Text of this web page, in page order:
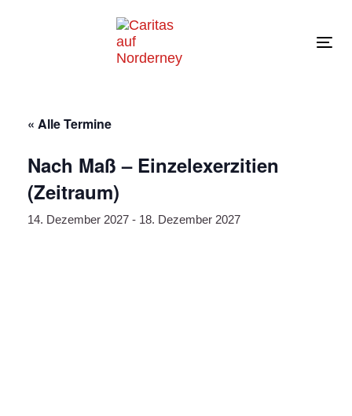
« Alle Termine
Nach Maß – Einzelexerzitien
(Zeitraum)
14. Dezember 2027 - 18. Dezember 2027